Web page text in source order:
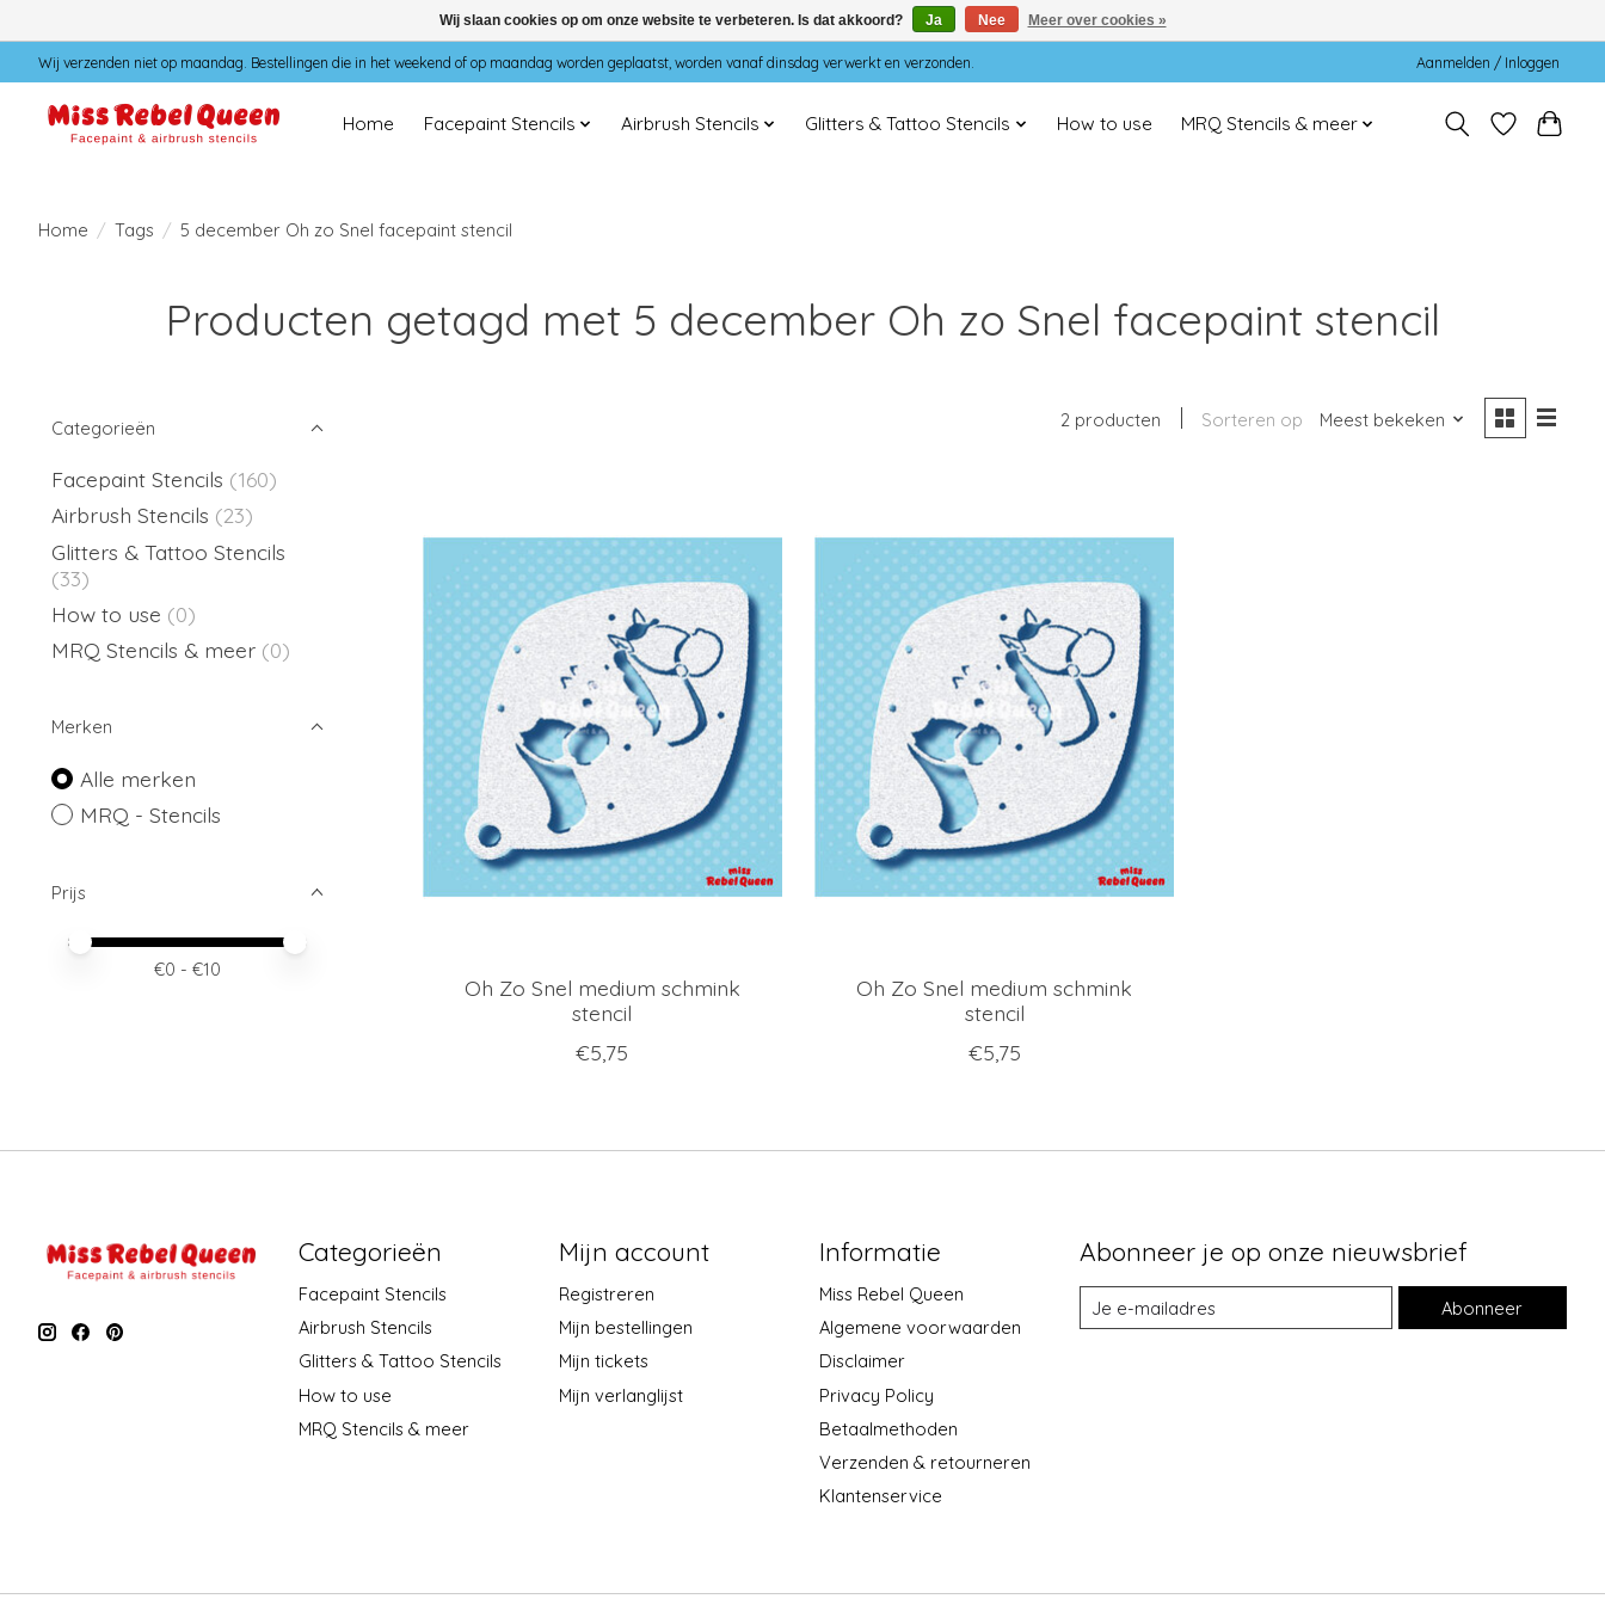
Wij verzenden niet op maandag. Bestellingen die in het weekend of op maandag worden geplaatst, worden vanaf dinsdag verwerkt en verzonden. Aanmelden / Inloggen
Home Facepaint Stencils Airbrush Stencils Glitters & Tattoo Stencils How to use MRQ Stencils & meer
Home / Tags / 5 december Oh zo Snel facepaint stencil
Producten getagd met 5 december Oh zo Snel facepaint stencil
Categorieën
Facepaint Stencils (160)
Airbrush Stencils (23)
Glitters & Tattoo Stencils
(33)
How to use (0)
MRQ Stencils & meer (0)
Merken
Alle merken
MRQ - Stencils
Prijs
Minimale prijswaarde
Price maximum value
€0 - €10
2 producten Sorteren op Meest bekeken
Oh Zo Snel medium schmink
stencil
€5,75
Oh Zo Snel medium schmink
stencil
€5,75
Categorieën
Facepaint Stencils
Airbrush Stencils
Glitters & Tattoo Stencils
How to use
MRQ Stencils & meer
Mijn account
Registreren
Mijn bestellingen
Mijn tickets
Mijn verlanglijst
Informatie
Miss Rebel Queen
Algemene voorwaarden
Disclaimer
Privacy Policy
Betaalmethoden
Verzenden & retourneren
Klantenservice
Abonneer je op onze nieuwsbrief
Abonneer
Wij slaan cookies op om onze website te verbeteren. Is dat akkoord? Ja Nee Meer over cookies »